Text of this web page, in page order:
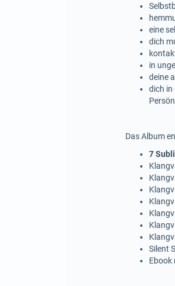
eine
dich
in
deine
dich in
Das Album
7
Silent
Ebook